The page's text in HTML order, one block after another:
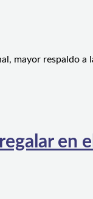
mayor respaldo a
en